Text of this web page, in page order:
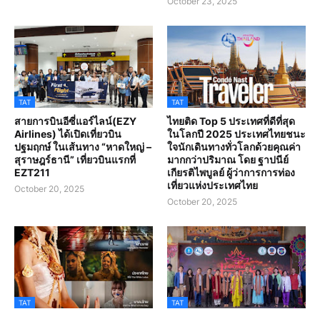
TAT
สายการบินอีซี่แอร์ไลน์(EZY
Airlines) ได้เปิดเที่ยวบิน
ปฐมฤกษ์ ในเส้นทาง “หาดใหญ่ –
สุราษฎร์ธานี” เที่ยวบินแรกที่
EZT211
October 20, 2025
TAT
ไทยติด Top 5 ประเทศที่ดีที่สุด
ในโลกปี 2025 ประเทศไทยชนะ
ใจนักเดินทางทั่วโลกด้วยคุณค่า
มากกว่าปริมาณ โดย ฐาปนีย์
เกียรติไพบูลย์ ผู้ว่าการการท่อง
เที่ยวแห่งประเทศไทย
October 20, 2025
TAT TAT